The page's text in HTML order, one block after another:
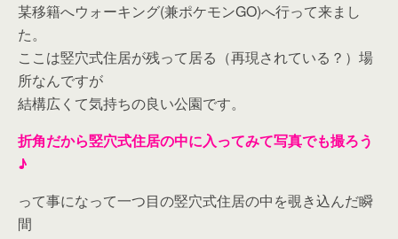
某移籍へウォーキング(兼ポケモンGO)へ行って来まし
た。
ここは竪穴式住居が残って居る（再現されている？）場
所なんですが
結構広くて気持ちの良い公園です。
折角だから竪穴式住居の中に入ってみて写真でも撮ろう
♪
って事になって一つ目の竪穴式住居の中を覗き込んだ瞬
間